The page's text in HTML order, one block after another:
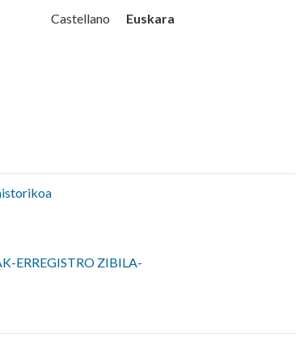
Castellano Euskara
ERREGISTRO ZIBILA-